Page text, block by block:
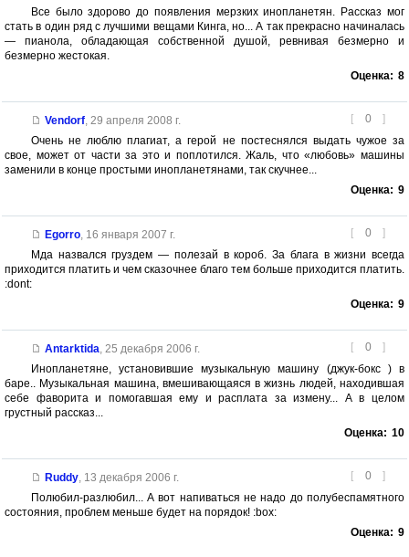
Все было здорово до появления мерзких инопланетян. Рассказ мог
стать в один ряд с лучшими вещами Кинга, но... А так прекрасно начиналась
— пианола, обладающая собственной душой, ревнивая безмерно и
безмерно жестокая.
Оценка: 8
[ 0 ]
Vendorf, 29 апреля 2008 г.
Очень не люблю плагиат, а герой не постеснялся выдать чужое за
свое, может от части за это и поплотился. Жаль, что «любовь» машины
заменили в конце простыми инопланетянами, так скучнее...
Оценка: 9
[ 0 ]
Egorro, 16 января 2007 г.
Мда назвался груздем — полезай в короб. За блага в жизни всегда
приходится платить и чем сказочнее благо тем больше приходится платить.
:dont:
Оценка: 9
[ 0 ]
Antarktida, 25 декабря 2006 г.
Инопланетяне, установившие музыкальную машину (джук-бокс ) в
баре.. Музыкальная машина, вмешивающаяся в жизнь людей, находившая
себе фаворита и помогавшая ему и расплата за измену... А в целом
грустный рассказ...
Оценка: 10
[ 0 ]
Ruddy, 13 декабря 2006 г.
Полюбил-разлюбил... А вот напиваться не надо до полубеспамятного
состояния, проблем меньше будет на порядок! :box:
Оценка: 9